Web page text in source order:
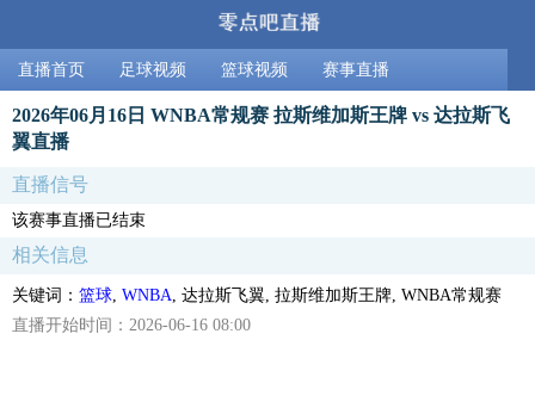
直播首页 足球视频 篮球视频 赛事直播
2026年06月16日 WNBA常规赛 拉斯维加斯王牌 vs 达拉斯飞
翼直播
直播信号
该赛事直播已结束
相关信息
关键词： 篮球 WNBA , 达拉斯飞翼, 拉斯维加斯王牌, WNBA常规赛
直播开始时间：2026-06-16 08:00